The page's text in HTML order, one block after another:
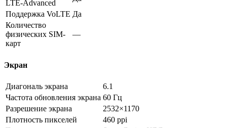
LTE-Advanced
Поддержка VoLTE Да
Количество
физических SIM-
карт
—
Экран
Диагональ экрана
6.1
Частота обновления экрана 60 Гц
Разрешение экрана
2532×1170
Плотность пикселей
460 ppi